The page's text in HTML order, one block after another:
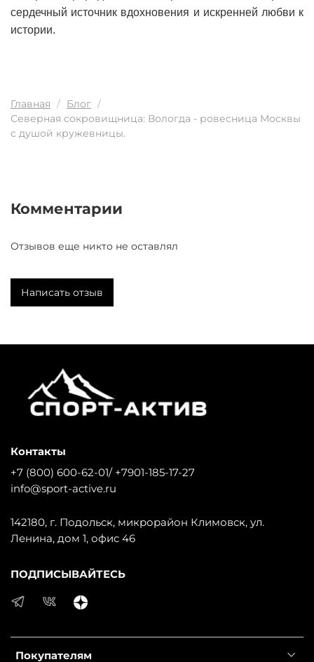
сердечный источник вдохновения и искренней любви к
истории.
Главная
Блог
Северная сокровищница: Вологда - ровесница Москвы
с душой кружевницы.
Комментарии
Отзывов еще никто не оставлял
Написать отзыв
Покупателям
Контакты
+7 (800) 600-62-01/ +7901-185-17-27
info@sport-active.ru
142180, г. Подольск, микрорайон Климовск, ул.
Ленина, дом 1, офис 46
ПОДПИСЫВАЙТЕСЬ